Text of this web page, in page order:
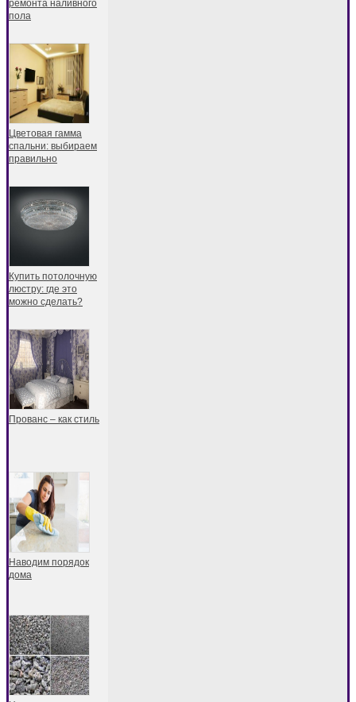
ремонта наливного
пола
Цветовая гамма
спальни: выбираем
правильно
Купить потолочную
люстру: где это
можно сделать?
Прованс – как стиль
Наводим порядок
дома